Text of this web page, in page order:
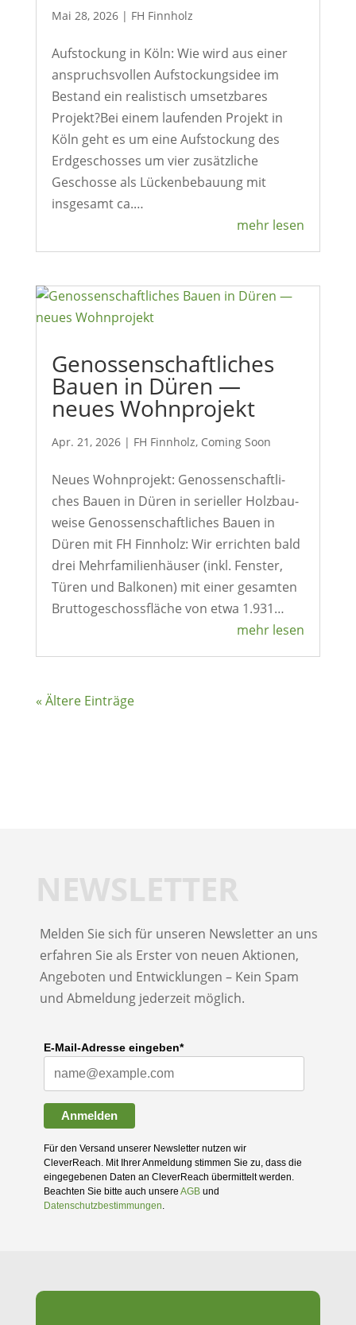
Mai 28, 2026| FH Finn­holz
Aufsto­ckung in Köln: Wie wird aus einer
anspruchs­vollen Aufsto­ckungs­idee im
Bestand ein realis­tisch umsetz­bares
Projekt?Bei einem laufenden Projekt in
Köln geht es um eine Aufsto­ckung des
Erdge­schosses um vier zusätz­liche
Geschosse als Lücken­be­bauung mit
insge­samt ca.…
mehr lesen
Genos­sen­schaft­li­ches
Bauen in Düren —
neues Wohnprojekt
Apr. 21, 2026| FH Finn­holz, Coming Soon
Neues Wohn­pro­jekt: Genos­sen­schaft­li­
ches Bauen in Düren in seri­eller Holz­bau­
weise Genos­sen­schaft­li­ches Bauen in
Düren mit FH Finn­holz: Wir errichten bald
drei Mehr­fa­mi­li­en­häuser (inkl. Fenster,
Türen und Balkonen) mit einer gesamten
Brut­to­ge­schoss­fläche von etwa 1.931…
mehr lesen
« Ältere Einträge
Melden Sie sich für unseren Newsletter an uns
erfahren Sie als Erster von neuen Aktionen,
Angeboten und Entwicklungen – Kein Spam
und Abmeldung jederzeit möglich.
E-Mail-Adresse eingeben*
Anmelden
Für den Versand unserer Newsletter nutzen wir
CleverReach. Mit Ihrer Anmeldung stimmen Sie zu, dass die
eingegebenen Daten an CleverReach übermittelt werden.
Beachten Sie bitte auch unsere AGBund
Datenschutzbestimmungen.